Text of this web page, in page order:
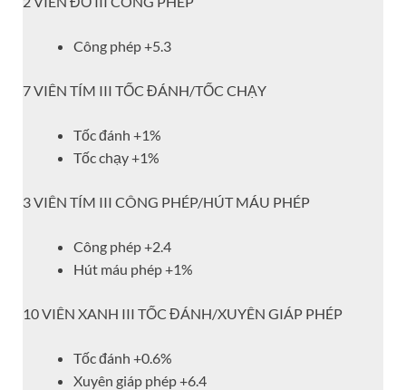
Công phép +5.3
7 VIÊN TÍM III TỐC ĐÁNH/TỐC CHẠY
Tốc đánh +1%
Tốc chạy +1%
3 VIÊN TÍM III CÔNG PHÉP/HÚT MÁU PHÉP
Công phép +2.4
Hút máu phép +1%
10 VIÊN XANH III TỐC ĐÁNH/XUYÊN GIÁP PHÉP
Tốc đánh +0.6%
Xuyên giáp phép +6.4